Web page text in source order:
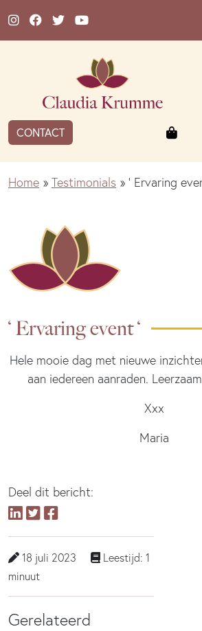
CONTACT
Home » Testimonials » ‘ Ervaring
‘ Ervaring event ‘
Hele mooie dag met nieuwe
aan iedereen aanraden.
Xxx
Maria
Deel dit bericht:
18 juli 2023
Leestijd: 1
minuut
Gerelateerd